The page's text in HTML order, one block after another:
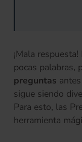
¡Mala
pocas palabras,
preguntas
sigue siendo
Para esto, las
herramienta